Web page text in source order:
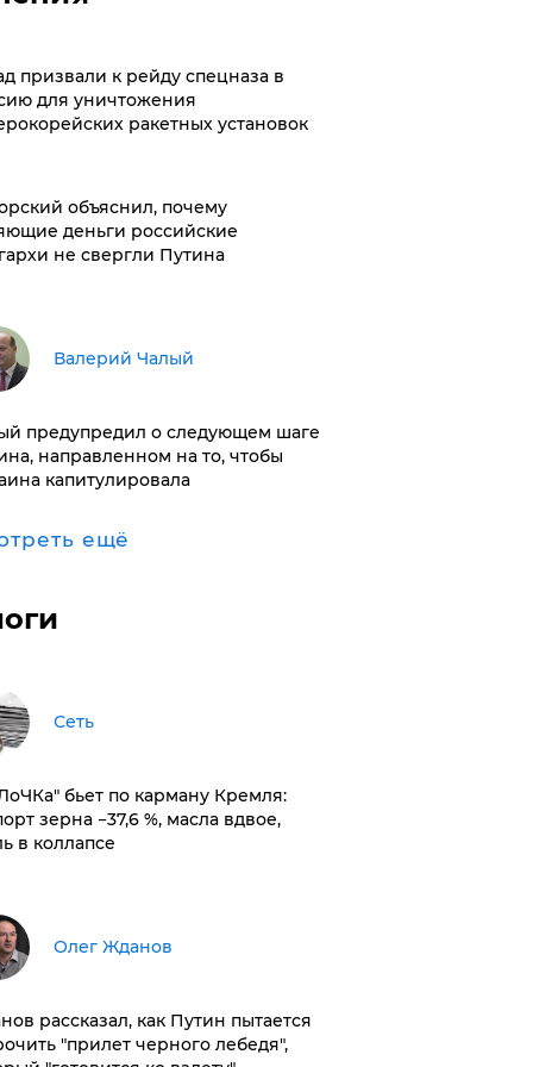
призвали к рейду спецназа в
для уничтожения
ракетных установок
объяснил, почему
деньги российские
не свергли Путина
Валерий Чалый
предупредил о следующем шаге
направленном на то, чтобы
капитулировала
ещё
Сеть
бьет по карману Кремля:
зерна −37,6 %, масла вдвое,
в коллапсе
Олег Жданов
рассказал, как Путин пытается
"прилет черного лебедя",